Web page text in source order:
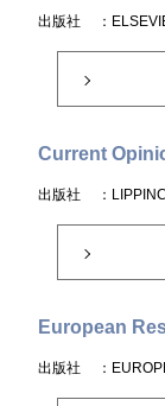
出版社 ：
Current
出版社 ：
European
出版社 ：